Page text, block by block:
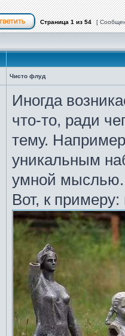
Страница1из54 [
Чисто флуд
Иногда
что-то, ради
тему.
уникальным
умной мыслью.
Вот, к